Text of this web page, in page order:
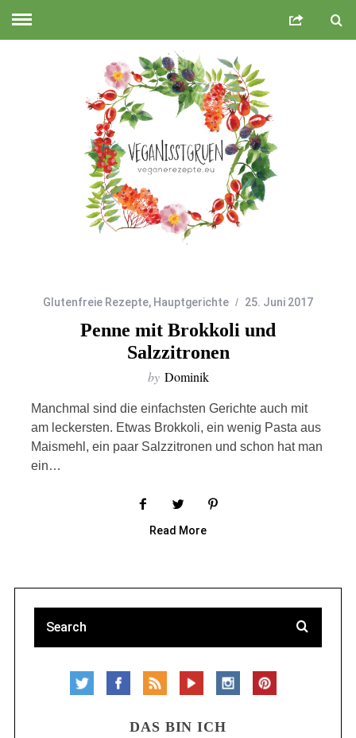
Glutenfreie Rezepte, Hauptgerichte 25. Juni 2017
Penne mit Brokkoli und
Salzzitronen
by Dominik
Manchmal sind die einfachsten Gerichte auch mit
am leckersten. Etwas Brokkoli, ein wenig Pasta aus
Maismehl, ein paar Salzzitronen und schon hat man
ein…
Read More
DAS BIN ICH